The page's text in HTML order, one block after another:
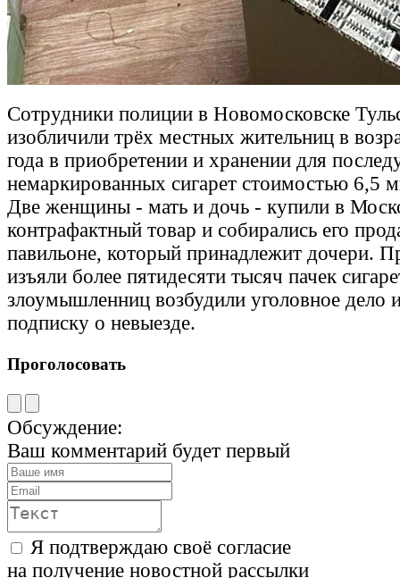
Сотрудники полиции в Новомосковске
изобличили трёх местных жительниц в
года в приобретении и хранении для
немаркированных сигарет стоимостью 6,5
Две женщины - мать и дочь - купили в
контрафактный товар и собирались его
павильоне, который принадлежит дочери.
изъяли более пятидесяти тысяч пачек
злоумышленниц возбудили уголовное дело
подписку о невыезде.
Проголосовать
Обсуждение:
Ваш комментарий будет первый
Я подтверждаю своё согласие
на получение новостной рассылки